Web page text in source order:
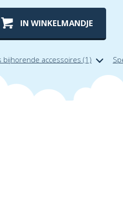
IN WINKELMANDJE
bijhorende accessoires (1)